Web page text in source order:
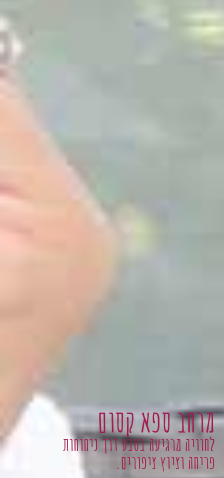
מרחב ספא קסום
לחוויה מרגיעה בטבע דרך ניחוחות
פריחה וציוץ ציפורים.